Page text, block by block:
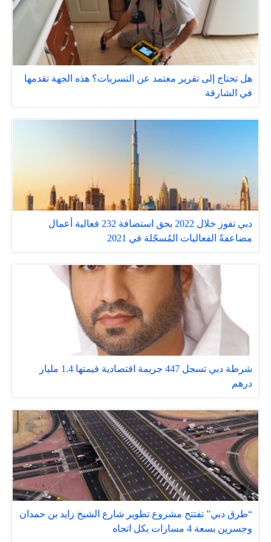
هل تحتاج إلى تقرير معتمد عن التسربات؟ هذه الجهة تقدمها
في الشارقة
دبي تفوز خلال 2022 بحق استضافة 232 فعالية أعمال
مضاعفةً الفعاليات المُسجّلة في 2021
شرطة دبي تسجل 447 جريمة اقتصادية قيمتها 1.4 مليار
درهم
“طرق دبي” تفتتح مشروع تطوير شارع الشيخ زايد بن حمدان
وجسرين بسعة 4 مسارات بكل اتجاه